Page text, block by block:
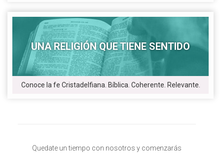
UNA RELIGIÓN QUE TIENE SENTIDO
Conoce la fe Cristadelfiana. Bíblica. Coherente. Relevante.
Quedate un tiempo con nosotros y comenzarás